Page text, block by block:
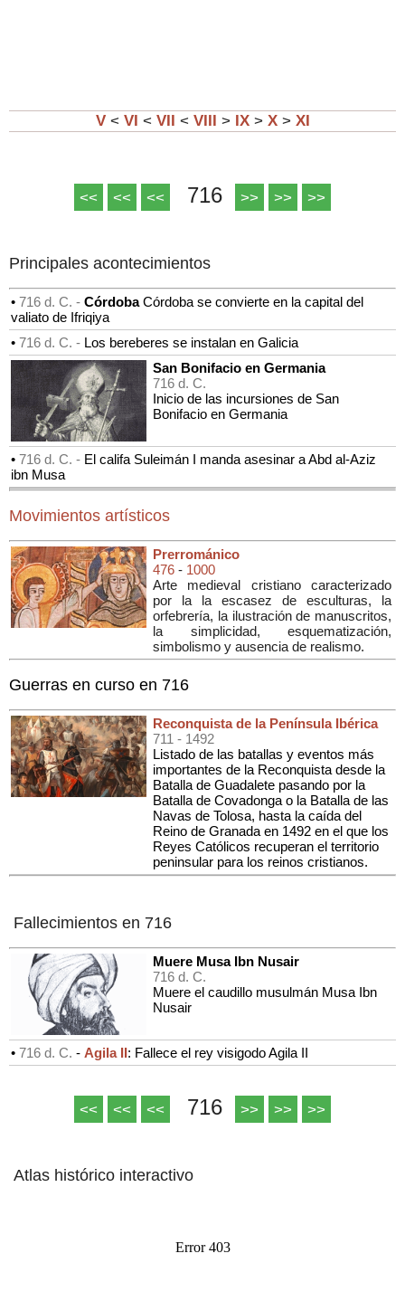
V< VI < VII < VIII > IX > X> XI
<< << << 716 >> >> >>
Principales acontecimientos
• 716 d. C. - CórdobaCórdoba se convierte en la capital del
valiato de Ifriqiya
• 716 d. C. - Los bereberes se instalan en Galicia
San Bonifacio en Germania
716 d. C.
Inicio de las incursiones de San
Bonifacio en Germania
• 716 d. C. - El califa Suleimán I manda asesinar a Abd al-Aziz
ibn Musa
Movimientos artísticos
Prerrománico
476 - 1000
Arte medieval cristiano caracterizado
por la la escasez de esculturas, la
orfebrería, la ilustración de manuscritos,
la simplicidad, esquematización,
simbolismo y ausencia de realismo.
Guerras en curso en 716
Reconquista de la Península Ibérica
711 - 1492
Listado de las batallas y eventos más
importantes de la Reconquista desde la
Batalla de Guadalete pasando por la
Batalla de Covadonga o la Batalla de las
Navas de Tolosa, hasta la caída del
Reino de Granada en 1492 en el que los
Reyes Católicos recuperan el territorio
peninsular para los reinos cristianos.
Fallecimientos en 716
Muere Musa Ibn Nusair
716 d. C.
Muere el caudillo musulmán Musa Ibn
Nusair
• 716 d. C. - Agila II: Fallece el rey visigodo Agila II
<< << << 716 >> >> >>
Atlas histórico interactivo